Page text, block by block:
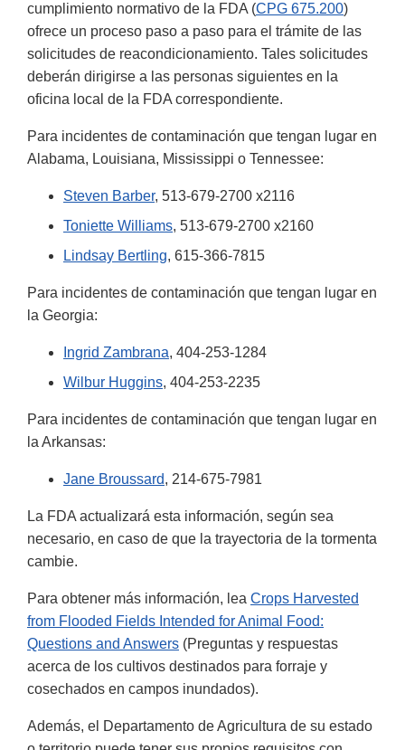
cumplimiento normativo de la FDA (CPG 675.200)
ofrece un proceso paso a paso para el trámite de las
solicitudes de reacondicionamiento. Tales solicitudes
deberán dirigirse a las personas siguientes en la
oficina local de la FDA correspondiente.
Para incidentes de contaminación que tengan lugar en
Alabama, Louisiana, Mississippi o Tennessee:
Steven Barber, 513-679-2700 x2116
Toniette Williams, 513-679-2700 x2160
Lindsay Bertling, 615-366-7815
Para incidentes de contaminación que tengan lugar en
la Georgia:
Ingrid Zambrana, 404-253-1284
Wilbur Huggins, 404-253-2235
Para incidentes de contaminación que tengan lugar en
la Arkansas:
Jane Broussard, 214-675-7981
La FDA actualizará esta información, según sea
necesario, en caso de que la trayectoria de la tormenta
cambie.
Para obtener más información, lea Crops Harvested
from Flooded Fields Intended for Animal Food:
Questions and Answers (Preguntas y respuestas
acerca de los cultivos destinados para forraje y
cosechados en campos inundados).
Además, el Departamento de Agricultura de su estado